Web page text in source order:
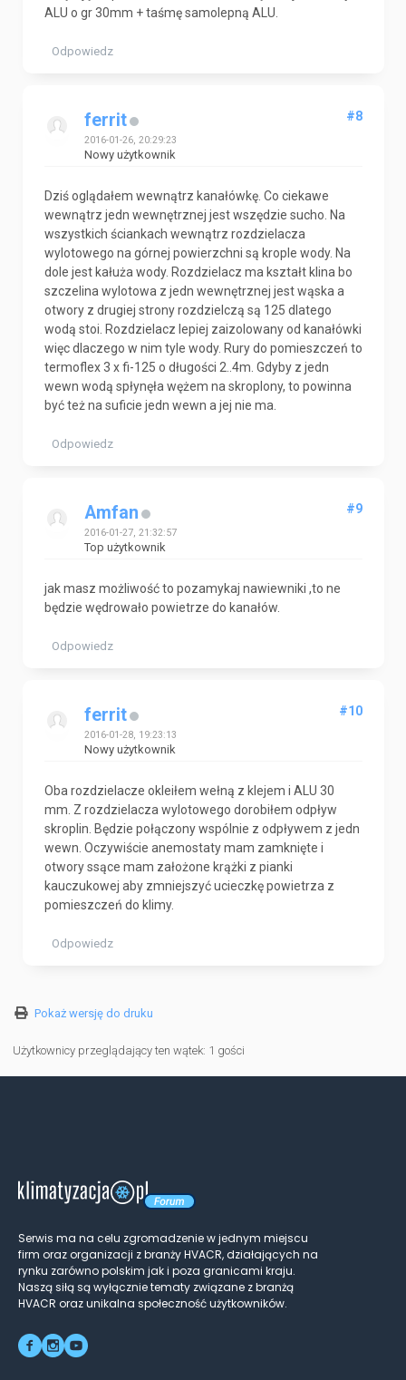
ALU o gr 30mm + taśmę samolepną ALU.
Odpowiedz
ferrit
2016-01-26, 20:29:23
Nowy użytkownik
#8
Dziś oglądałem wewnątrz kanałówkę. Co ciekawe
wewnątrz jedn wewnętrznej jest wszędzie sucho. Na
wszystkich ściankach wewnątrz rozdzielacza
wylotowego na górnej powierzchni są krople wody. Na
dole jest kałuża wody. Rozdzielacz ma kształt klina bo
szczelina wylotowa z jedn wewnętrznej jest wąska a
otwory z drugiej strony rozdzielczą są 125 dlatego
wodą stoi. Rozdzielacz lepiej zaizolowany od kanałówki
więc dlaczego w nim tyle wody. Rury do pomieszczeń to
termoflex 3 x fi-125 o długości 2..4m. Gdyby z jedn
wewn wodą spłynęła wężem na skroplony, to powinna
być też na suficie jedn wewn a jej nie ma.
Odpowiedz
Amfan
2016-01-27, 21:32:57
Top użytkownik
#9
jak masz możliwość to pozamykaj nawiewniki ,to ne
będzie wędrowało powietrze do kanałów.
Odpowiedz
ferrit
2016-01-28, 19:23:13
Nowy użytkownik
#10
Oba rozdzielacze okleiłem wełną z klejem i ALU 30
mm. Z rozdzielacza wylotowego dorobiłem odpływ
skroplin. Będzie połączony wspólnie z odpływem z jedn
wewn. Oczywiście anemostaty mam zamknięte i
otwory ssące mam założone krążki z pianki
kauczukowej aby zmniejszyć ucieczkę powietrza z
pomieszczeń do klimy.
Odpowiedz
Pokaż wersję do druku
Użytkownicy przeglądający ten wątek: 1 gości
Serwis ma na celu zgromadzenie w jednym miejscu
firm oraz organizacji z branży HVACR, działających na
rynku zarówno polskim jak i poza granicami kraju.
Naszą siłą są wyłącznie tematy związane z branżą
HVACR oraz unikalna społeczność użytkowników.